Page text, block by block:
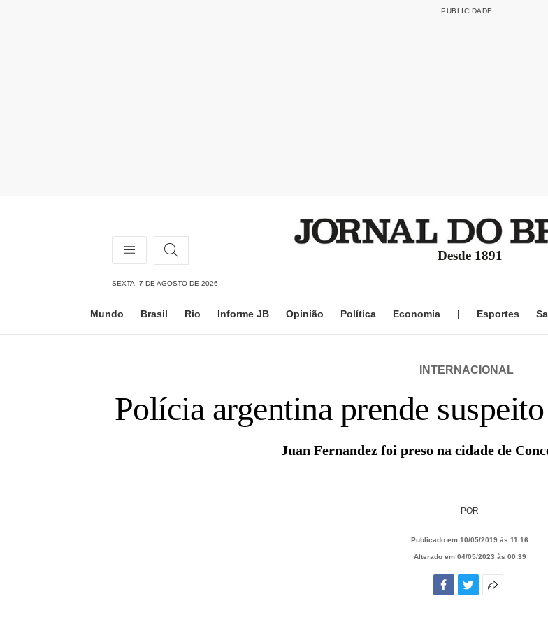
Desde 1891
SEXTA, 7 DE AGOSTO DE 2026
Mundo Brasil Rio Informe JB Opinião Política Economia | Esportes
INTERNACIONAL
Polícia argentina prende
Juan Fernandez foi preso na cidade de
POR
Publicado em 10/05/2019 às 11:16
Alterado em 04/05/2023 às 00:39